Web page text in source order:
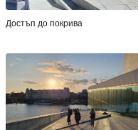
Достъп до покрива